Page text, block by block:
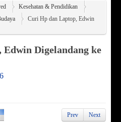
Kesehatan & Pendidikan
Curi Hp dan Laptop, Edwin
Digelandang ke
Prev Next